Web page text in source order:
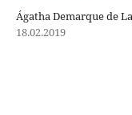
Ágatha Demarque de
18.02.2019